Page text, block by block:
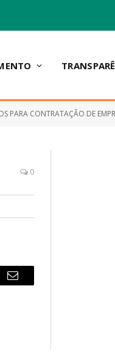
CONTRATAÇÃO DE EMPRESA
0
E-